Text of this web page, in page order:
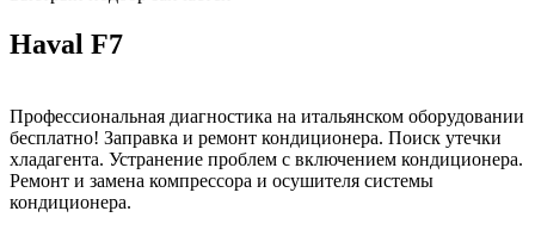
Haval F7
Профессиональная диагностика на итальянском оборудовании
бесплатно! Заправка и ремонт кондиционера. Поиск утечки
хладагента. Устранение проблем с включением кондиционера.
Ремонт и замена компрессора и осушителя системы
кондиционера.